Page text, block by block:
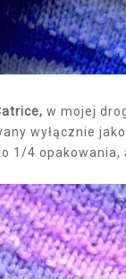
w mojej
wyłącznie
1/4 opakowania,